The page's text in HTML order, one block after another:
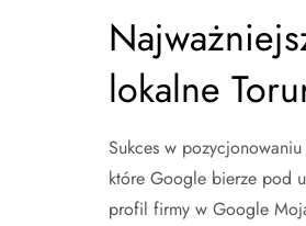
lokalne
Sukces w
które Google bierze pod
profil firmy w Google